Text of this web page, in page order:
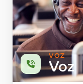
VOZ
Voz